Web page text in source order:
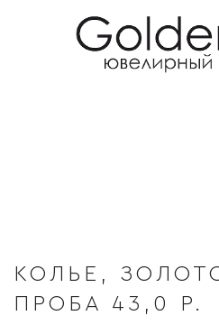
КОЛЬЕ,
ПРОБА 43,0 Р.